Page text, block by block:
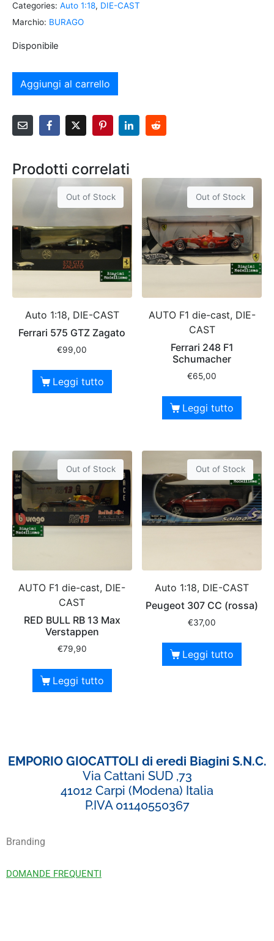
Categories: Auto 1:18, DIE-CAST
Marchio: BURAGO
Disponibile
Aggiungi al carrello
Prodotti correlati
Out of Stock
Auto 1:18, DIE-CAST
Ferrari 575 GTZ Zagato
€99,00
Leggi tutto
Out of Stock
AUTO F1 die-cast, DIE-
CAST
Ferrari 248 F1
Schumacher
€65,00
Leggi tutto
Out of Stock
AUTO F1 die-cast, DIE-
CAST
RED BULL RB 13 Max
Verstappen
€79,90
Leggi tutto
Out of Stock
Auto 1:18, DIE-CAST
Peugeot 307 CC (rossa)
€37,00
Leggi tutto
EMPORIO GIOCATTOLI di eredi Biagini S.N.C.
Via Cattani SUD ,73
41012 Carpi (Modena) Italia
P.IVA 01140550367
Branding
DOMANDE FREQUENTI